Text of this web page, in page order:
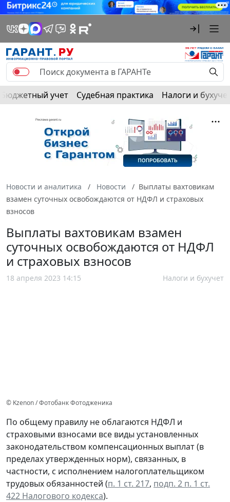
Бюджетный учет Судебная практика Налоги и
Новости и аналитика Новости
Выплаты вахтовикам
взамен суточных освобождаются от НДФЛ и страховых
взносов
Выплаты вахтовикам взамен
суточных освобождаются от НДФЛ
и страховых взносов
18 апреля 2023 14:15 Налоги и бухучет
© Kzenon / Фотобанк Фотодженика
По общему правилу не облагаются НДФЛ и
страховыми взносами все виды установленных
законодательством компенсационных выплат (в
пределах утвержденных норм), связанных, в
частности, с исполнением налогоплательщиком
трудовых обязанностей (п. 1 ст. 217, подп. 2 п. 1 ст.
422 Налогового кодекса).